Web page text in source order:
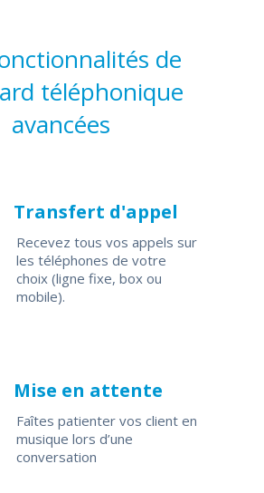
de
téléphonique
avancées
Transfert d'appel
Recevez tous vos appels sur
les téléphones de votre
choix (ligne fixe, box ou
mobile).
Mise en attente
Faîtes patienter vos client en
musique lors d’une
conversation